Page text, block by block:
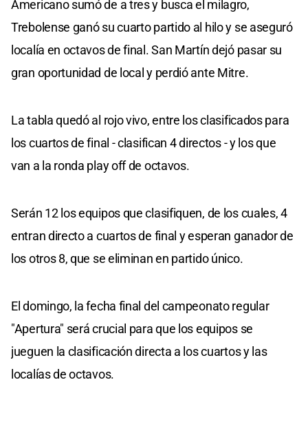
Americano sumó de a tres y busca el milagro,
Trebolense ganó su cuarto partido al hilo y se aseguró
localía en octavos de final. San Martín dejó pasar su
gran oportunidad de local y perdió ante Mitre.
La tabla quedó al rojo vivo, entre los clasificados para
los cuartos de final - clasifican 4 directos - y los que
van a la ronda play off de octavos.
Serán 12 los equipos que clasifiquen, de los cuales, 4
entran directo a cuartos de final y esperan ganador de
los otros 8, que se eliminan en partido único.
El domingo, la fecha final del campeonato regular
"Apertura" será crucial para que los equipos se
jueguen la clasificación directa a los cuartos y las
localías de octavos.